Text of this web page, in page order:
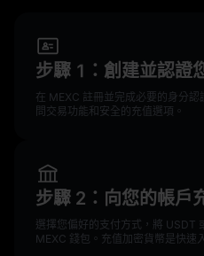
步驟 1：創建並認證
在 MEXC 註冊並完成必要的身分
問交易功能和安全的充值選項。
步驟 2：向您的帳戶
選擇您偏好的支付方式，將 USDT
MEXC 錢包。充值加密貨幣是快速